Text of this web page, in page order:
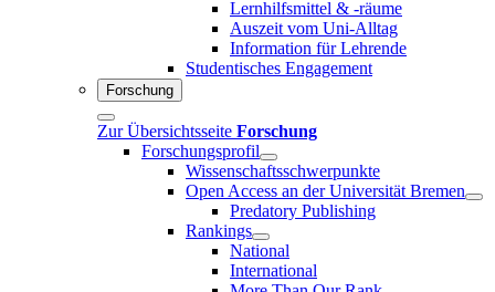
Lernhilfsmittel & -räume
Auszeit vom Uni-Alltag
Information für Lehrende
Studentisches Engagement
Forschung
Zur Übersichtsseite Forschung
Forschungsprofil
Wissenschaftsschwerpunkte
Open Access an der Universität Bremen
Predatory Publishing
Rankings
National
International